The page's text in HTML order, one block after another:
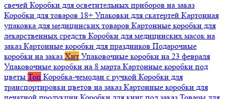
свечей Коробки для осветительных приборов на заказ
Коробки для товаров 18+ Упаковки для скатертей Картонная
упаковка для медицинских товаров Картонные коробки для
лекарственных средств Коробки для медицинских масок на
заказ Картонные коробки для праздников Подарочные
коробки на заказ Хит Упаковочные коробки на 23 февраля
Упаковочные коробки на 8 марта Картонные коробки под
цветы Топ Коробка-чемодан с ручкой Коробки для
транспортировки цветов на заказ Картонные коробки для